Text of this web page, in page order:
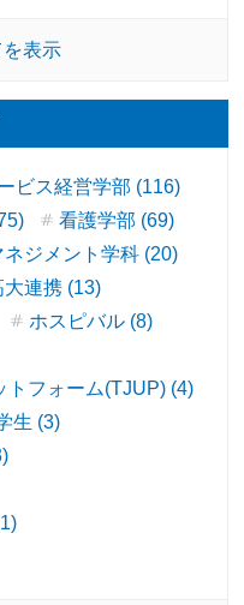
を表示
ビス経営学部 (116)
看護学部 (69)
ジメント学科 (20)
大連携 (13)
ホスピバル (8)
トフォーム(TJUP) (4)
生 (3)